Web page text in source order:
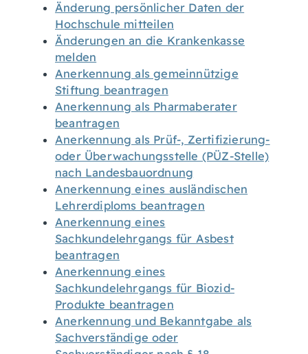
Änderung persönlicher Daten der
Hochschule mitteilen
Änderungen an die Krankenkasse
melden
Anerkennung als gemeinnützige
Stiftung beantragen
Anerkennung als Pharmaberater
beantragen
Anerkennung als Prüf-, Zertifizierung-
oder Überwachungsstelle (PÜZ-Stelle)
nach Landesbauordnung
Anerkennung eines ausländischen
Lehrerdiploms beantragen
Anerkennung eines
Sachkundelehrgangs für Asbest
beantragen
Anerkennung eines
Sachkundelehrgangs für Biozid-
Produkte beantragen
Anerkennung und Bekanntgabe als
Sachverständige oder